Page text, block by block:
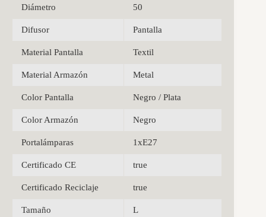
Diámetro 50
Difusor Pantalla
Material Pantalla Textil
Material Armazón Metal
Color Pantalla Negro / Plata
Color Armazón Negro
Portalámparas 1xE27
Certificado CE true
Certificado Reciclaje true
Tamaño L